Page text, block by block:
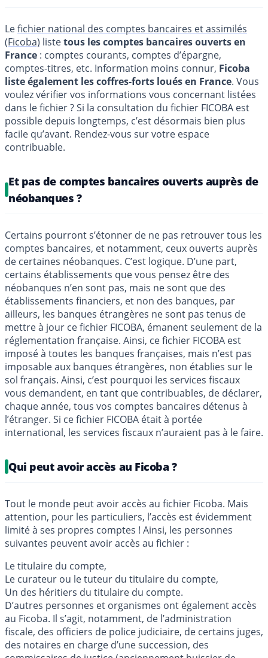
Lefichier national des comptes bancaires et assimilés
(Ficoba) listetous les comptes bancaires ouverts en
France : comptes courants, comptes d’épargne,
comptes-titres, etc. Information moins connur, Ficoba
liste également les coffres-forts loués en France. Vous
voulez vérifier vos informations vous concernant listées
dans le fichier ? Si la consultation du fichier FICOBA est
possible depuis longtemps, c’est désormais bien plus
facile qu’avant. Rendez-vous sur votre espace
contribuable.
Et pas de comptes bancaires ouverts auprès de
néobanques ?
Certains pourront s’étonner de ne pas retrouver tous les
comptes bancaires, et notamment, ceux ouverts auprès
de certaines néobanques. C’est logique. D’une part,
certains établissements que vous pensez être des
néobanques n’en sont pas, mais ne sont que des
établissements financiers, et non des banques, par
ailleurs, les banques étrangères ne sont pas tenus de
mettre à jour ce fichier FICOBA, émanent seulement de la
réglementation française. Ainsi, ce fichier FICOBA est
imposé à toutes les banques françaises, mais n’est pas
imposable aux banques étrangères, non établies sur le
sol français. Ainsi, c’est pourquoi les services fiscaux
vous demandent, en tant que contribuables, de déclarer,
chaque année, tous vos comptes bancaires détenus à
l’étranger. Si ce fichier FICOBA était à portée
international, les services fiscaux n’auraient pas à le faire.
Qui peut avoir accès au Ficoba ?
Tout le monde peut avoir accès au fichier Ficoba. Mais
attention, pour les particuliers, l’accès est évidemment
limité à ses propres comptes ! Ainsi, les personnes
suivantes peuvent avoir accès au fichier :
Le titulaire du compte,
Le curateur ou le tuteur du titulaire du compte,
Un des héritiers du titulaire du compte.
D’autres personnes et organismes ont également accès
au Ficoba. Il s’agit, notamment, de l’administration
fiscale, des officiers de police judiciaire, de certains juges,
des notaires en charge d’une succession, des